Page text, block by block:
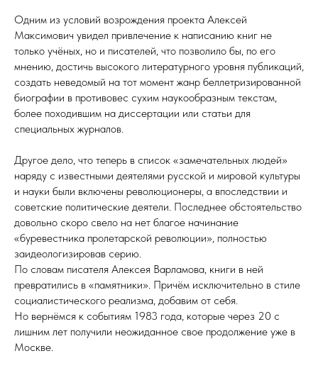
Одним из условий возрождения проекта Алексей
Максимович увидел привлечение к написанию книг не
только учёных, но и писателей, что позволило бы, по его
мнению, достичь высокого литературного уровня пуб­ли­ка­ций,
создать неведомый на тот момент жанр беллетризированной
биографии в противовес сухим наукообразным текстам,
более походившим на диссертации или статьи для
специальных журналов.
Другое дело, что теперь в список «замечательных людей»
наряду с известными деятелями русской и мировой культуры
и науки были включены революционеры, а впоследствии и
советские политические деятели. Последнее обстоятельство
довольно скоро свело на нет благое начинание
«буревестника пролетарской революции», полностью
заидеологизировав ­серию.
По словам писателя Алексея Варламова, книги в ней
превратились в «памятники». Причём исключительно в стиле
социалистического реализма, добавим от себя.
Но вернёмся к событиям 1983 го­да, которые через 20 с
лишним лет получили неожиданное свое продолжение уже в
Москве.